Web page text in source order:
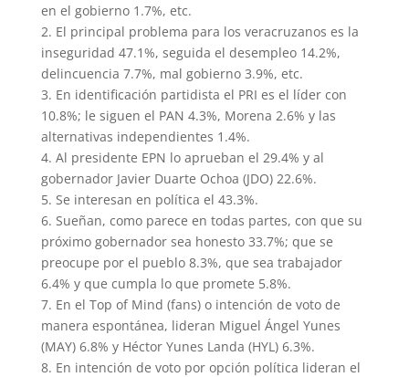
en el gobierno 1.7%, etc.
2. El principal problema para los veracruzanos es la
inseguridad 47.1%, seguida el desempleo 14.2%,
delincuencia 7.7%, mal gobierno 3.9%, etc.
3. En identificación partidista el PRI es el líder con
10.8%; le siguen el PAN 4.3%, Morena 2.6% y las
alternativas independientes 1.4%.
4. Al presidente EPN lo aprueban el 29.4% y al
gobernador Javier Duarte Ochoa (JDO) 22.6%.
5. Se interesan en política el 43.3%.
6. Sueñan, como parece en todas partes, con que su
próximo gobernador sea honesto 33.7%; que se
preocupe por el pueblo 8.3%, que sea trabajador
6.4% y que cumpla lo que promete 5.8%.
7. En el Top of Mind (fans) o intención de voto de
manera espontánea, lideran Miguel Ángel Yunes
(MAY) 6.8% y Héctor Yunes Landa (HYL) 6.3%.
8. En intención de voto por opción política lideran el